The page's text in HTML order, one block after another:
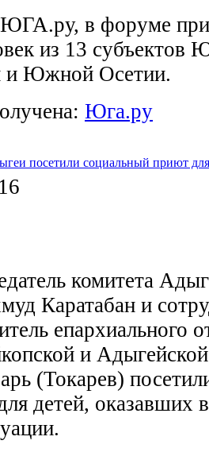
в форуме
из 13
и Южной Осетии.
Юга.ру
посетили социальный приют
комитета
Каратабан и
епархиального
и
(Токарев)
детей, оказавших